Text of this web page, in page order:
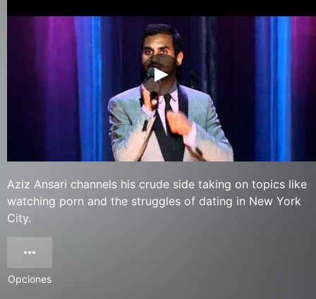
Aziz Ansari channels his crude side taking on topics like
watching porn and the struggles of dating in New York
City.
Opciones